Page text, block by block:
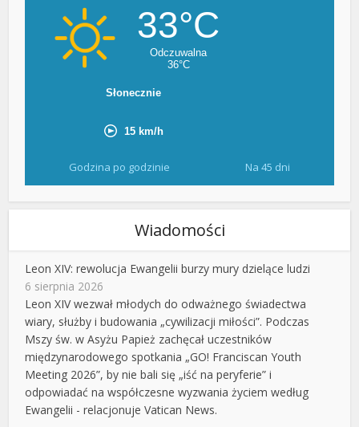
Godzina po godzinie Na 45 dni
Wiadomości
Leon XIV: rewolucja Ewangelii burzy mury dzielące ludzi
6 sierpnia 2026
Leon XIV wezwał młodych do odważnego świadectwa
wiary, służby i budowania „cywilizacji miłości”. Podczas
Mszy św. w Asyżu Papież zachęcał uczestników
międzynarodowego spotkania „GO! Franciscan Youth
Meeting 2026”, by nie bali się „iść na peryferie” i
odpowiadać na współczesne wyzwania życiem według
Ewangelii - relacjonuje Vatican News.